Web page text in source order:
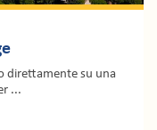
direttamente su una
...